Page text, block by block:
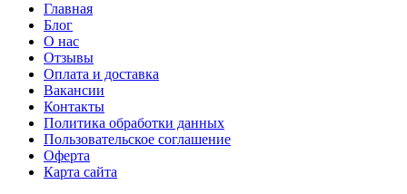
Главная
Блог
О нас
Отзывы
Оплата и доставка
Вакансии
Контакты
Политика обработки данных
Пользовательское соглашение
Оферта
Карта сайта